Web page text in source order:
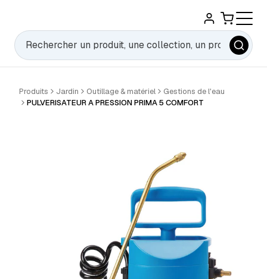
Rechercher
Produits Jardin Outillage & matériel
Gestions de l'eau
PULVERISATEUR A PRESSION PRIMA 5 COMFORT